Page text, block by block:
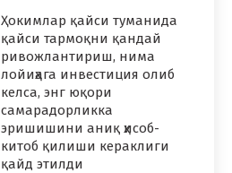
Ҳокимлар қайси туманида
қайси тармоқни қандай
ривожлантириш, нима
лойиҳага инвестиция олиб
келса, энг юқори
самарадорликка
эришишини аниқ ҳисоб-
китоб қилиши кераклиги
қайд этилди